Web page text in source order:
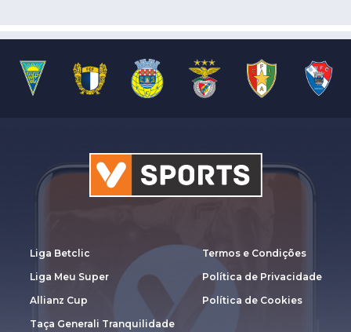
Liga Betclic
Liga Meu Super
Allianz Cup
Taça Generali Tranquilidade
Termos e Condições
Política de Privacidade
Política de Cookies